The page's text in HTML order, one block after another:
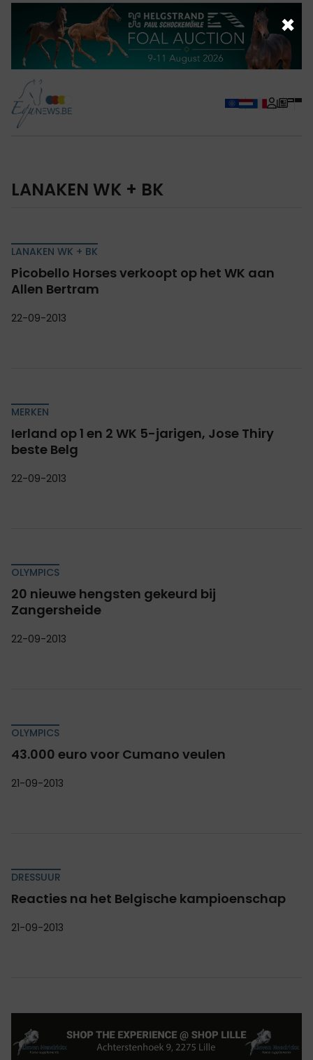
LANAKEN WK + BK
LANAKEN WK + BK
Picobello Horses verkoopt op het WK aan
Allen Bertram
22-09-2013
MERKEN
Ierland op 1 en 2 WK 5-jarigen, Jose Thiry
beste Belg
22-09-2013
OLYMPICS
20 nieuwe hengsten gekeurd bij
Zangersheide
22-09-2013
OLYMPICS
43.000 euro voor Cumano veulen
21-09-2013
DRESSUUR
Reacties na het Belgische kampioenschap
21-09-2013
×